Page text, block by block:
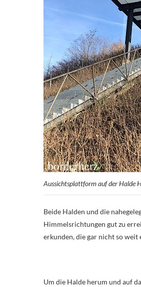
Aussichtsplattform auf der Halde
Beide Halden und die
Himmelsrichtungen gut zu
erkunden, die gar nicht so weit
Um die Halde herum und auf